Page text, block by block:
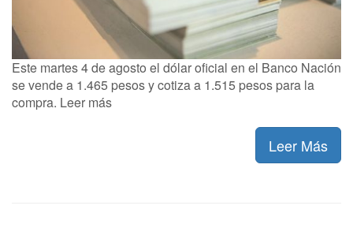
Este martes 4 de agosto el dólar oficial en el Banco Nación
se vende a 1.465 pesos y cotiza a 1.515 pesos para la
compra. Leer más
Leer Más